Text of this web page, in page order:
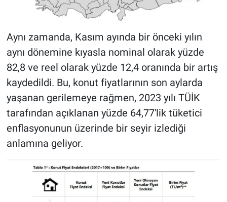
Aynı zamanda, Kasım ayında bir önceki yılın
aynı dönemine kıyasla nominal olarak yüzde
82,8 ve reel olarak yüzde 12,4 oranında bir artış
kaydedildi. Bu, konut fiyatlarının son aylarda
yaşanan gerilemeye rağmen, 2023 yılı TÜİK
tarafından açıklanan yüzde 64,77'lik tüketici
enflasyonunun üzerinde bir seyir izlediği
anlamına geliyor.